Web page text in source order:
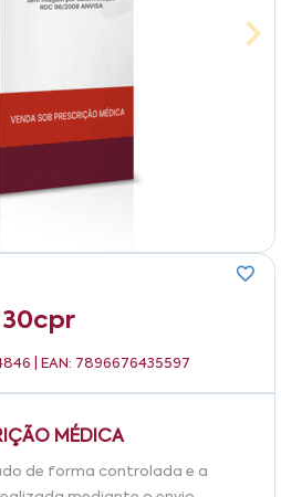
30cpr
| EAN: 7896676435597
MÉDICA
de forma controlada e a